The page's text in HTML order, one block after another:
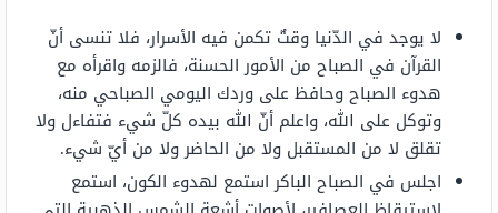
لا يوجد في الدّنيا وقتٌ تكمن فيه الأسرار، فلا تنسى أنّ
القرآن في الصباح من الأمور الحسنة، فالزمه واقرأه مع
هدوء الصباح وحافظ على وردك اليومي الصباحي منه،
وتوكل على الله، واعلم أنّ الله بيده كلّ شيء فتفاءل ولا
تقلق لا من المستقبل ولا من الحاضر ولا من أيّ شيء.
اجلس في الصباح الباكر استمع لهدوء الكون، استمع